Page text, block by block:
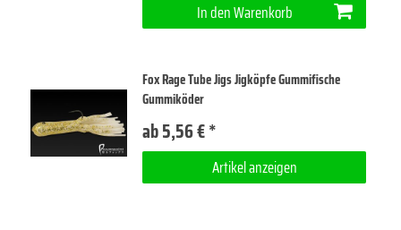
In den Warenkorb
Fox Rage Tube Jigs Jigköpfe Gummifische
Gummiköder
ab 5,56 € *
Artikel anzeigen